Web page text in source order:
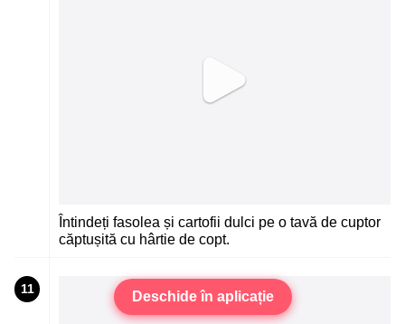
Întindeți fasolea și cartofii dulci pe o tavă de cuptor
căptușită cu hârtie de copt.
11 Deschide în aplicație